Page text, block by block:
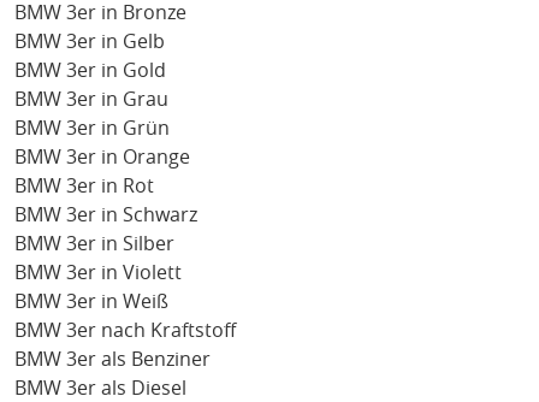
BMW 3er in Bronze
BMW 3er in Gelb
BMW 3er in Gold
BMW 3er in Grau
BMW 3er in Grün
BMW 3er in Orange
BMW 3er in Rot
BMW 3er in Schwarz
BMW 3er in Silber
BMW 3er in Violett
BMW 3er in Weiß
BMW 3er nach Kraftstoff
BMW 3er als Benziner
BMW 3er als Diesel